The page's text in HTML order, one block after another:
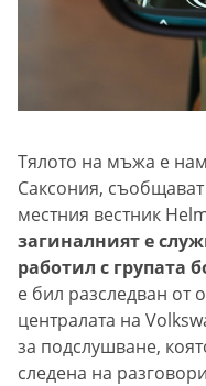
Тялото на мъжа е
Саксония,
местния вестник
загиналният е
работил с групата
е бил разследван от
централата на
за подслушване,
следена на